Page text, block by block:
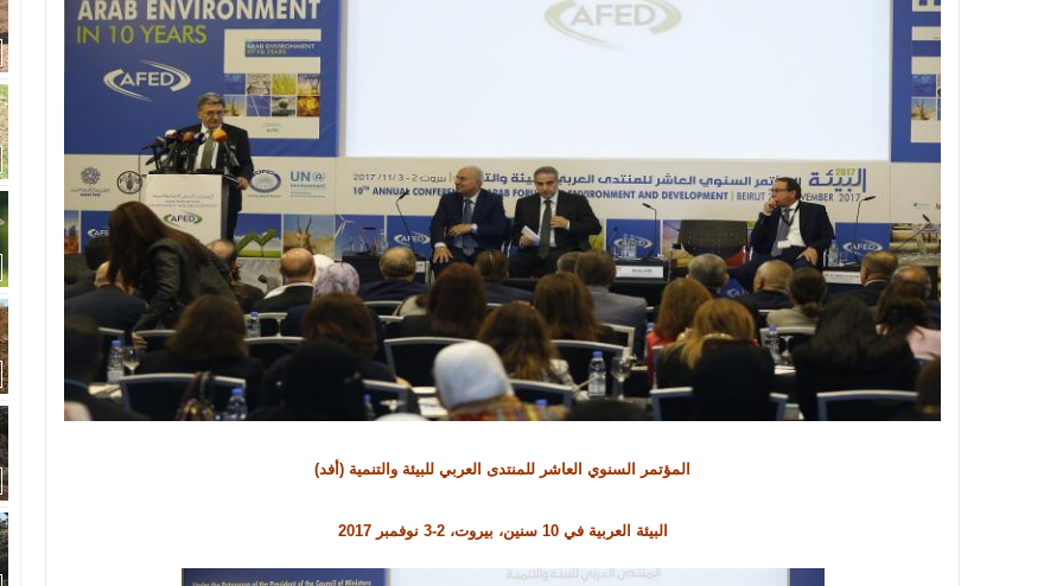
المؤتمر السنوي العاشر للمنتدى العربي للبيئة والتنمية (أفد)
البيئة العربية في 10 سنين ، بيروت، 2-3 نوفمبر 2017